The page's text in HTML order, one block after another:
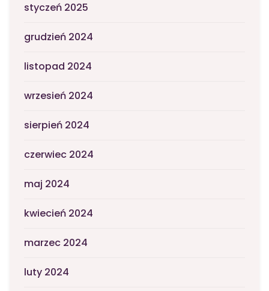
styczeń 2025
grudzień 2024
listopad 2024
wrzesień 2024
sierpień 2024
czerwiec 2024
maj 2024
kwiecień 2024
marzec 2024
luty 2024